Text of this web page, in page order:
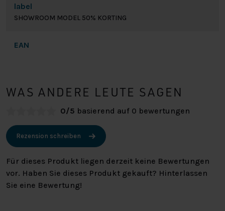
label
SHOWROOM MODEL 50% KORTING
EAN
WAS ANDERE LEUTE SAGEN
0/5 basierend auf 0 bewertungen
Rezension schreiben
Für dieses Produkt liegen derzeit keine Bewertungen
vor. Haben Sie dieses Produkt gekauft? Hinterlassen
Sie eine Bewertung!